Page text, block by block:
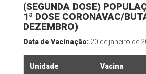
(SEGUNDA DOSE)
1ª DOSE CORONAVAC/
DEZEMBRO)
Data de Vacinação: 20 de janeiro de
Unidade Vacina